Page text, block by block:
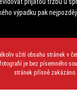
výpadku pak
užití obsahu stránek v
je bez písemného
stránek přísně zakázáno.